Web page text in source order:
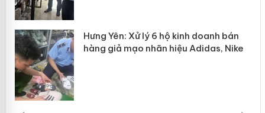
Hưng Yên: Xử lý 6 hộ kinh doanh bán
hàng giả mạo nhãn hiệu Adidas, Nike